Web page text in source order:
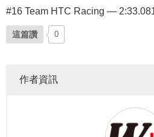
#16 Team HTC Racing — 2:33.081
這篇讚 0
作者資訊